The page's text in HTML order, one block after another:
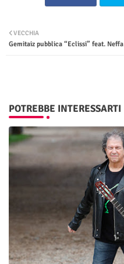
ter
VECCHIA
Gemitaiz pubblica “Eclissi” feat. Neffa
POTREBBE INTERESSARTI